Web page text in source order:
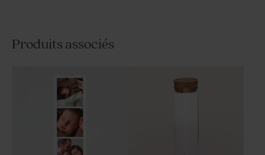
Produits associés